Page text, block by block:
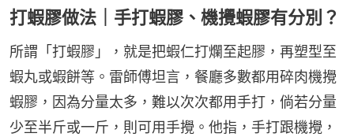
打蝦膠做法｜手打蝦膠、機攪蝦膠有分別？
所謂「打蝦膠」，就是把蝦仁打爛至起膠，再塑型至
蝦丸或蝦餅等。雷師傅坦言，餐廳多數都用碎肉機攪
蝦膠，因為分量太多，難以次次都用手打，倘若分量
少至半斤或一斤，則可用手攪。他指，手打跟機攪，